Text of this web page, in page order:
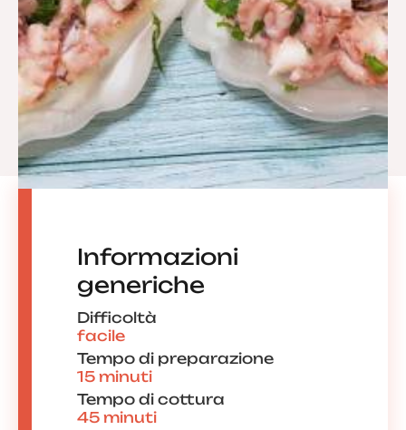
Informazioni
generiche
Difficoltà
facile
Tempo di preparazione
15 minuti
Tempo di cottura
45 minuti